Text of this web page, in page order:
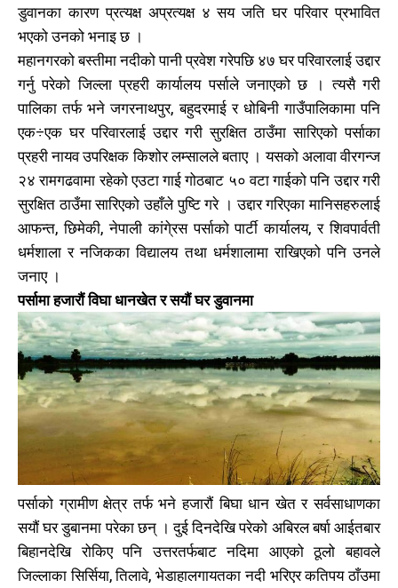
डुवानका कारण प्रत्यक्ष अप्रत्यक्ष ४ सय जति घर परिवार प्रभावित
भएको उनको भनाइ छ ।
महानगरको बस्तीमा नदीको पानी प्रवेश गरेपछि ४७ घर परिवारलाई उद्दार
गर्नु परेको जिल्ला प्रहरी कार्यालय पर्साले जनाएको छ । त्यसै गरी
पालिका तर्फ भने जगरनाथपुर, बहुदरमाई र धोबिनी गाउँपालिकामा पनि
एक÷एक घर परिवारलाई उद्दार गरी सुरक्षित ठाउँमा सारिएको पर्साका
प्रहरी नायव उपरिक्षक किशोर लम्सालले बताए । यसको अलावा वीरगन्ज
२४ रामगढवामा रहेको एउटा गाई गोठबाट ५० वटा गाईको पनि उद्दार गरी
सुरक्षित ठाउँमा सारिएको उहाँले पुष्टि गरे । उद्दार गरिएका मानिसहरुलाई
आफन्त, छिमेकी, नेपाली कांगे्रस पर्साको पार्टी कार्यालय, र शिवपार्वती
धर्मशाला र नजिकका विद्यालय तथा धर्मशालामा राखिएको पनि उनले
जनाए ।
पर्सामा हजारौं विघा धानखेत र सयौं घर डुवानमा
पर्साको ग्रामीण क्षेत्र तर्फ भने हजारौं बिघा धान खेत र सर्वसाधाणका
सयौं घर डुबानमा परेका छन् । दुई दिनदेखि परेको अबिरल बर्षा आईतबार
बिहानदेखि रोकिए पनि उत्तरतर्फबाट नदिमा आएको ठूलो बहावले
जिल्लाका सिर्सिया, तिलावे, भेडाहालगायतका नदी भरिएर कतिपय ठाँउमा